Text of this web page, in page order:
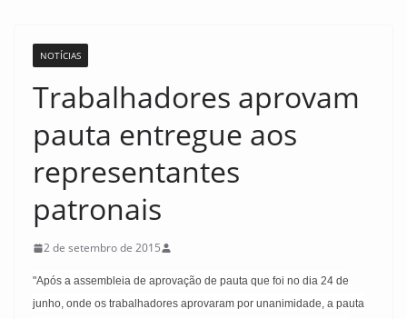
NOTÍCIAS
Trabalhadores aprovam
pauta entregue aos
representantes
patronais
2 de setembro de 2015
"Após a assembleia de aprovação de pauta que foi no dia 24 de
junho, onde os trabalhadores aprovaram por unanimidade, a pauta